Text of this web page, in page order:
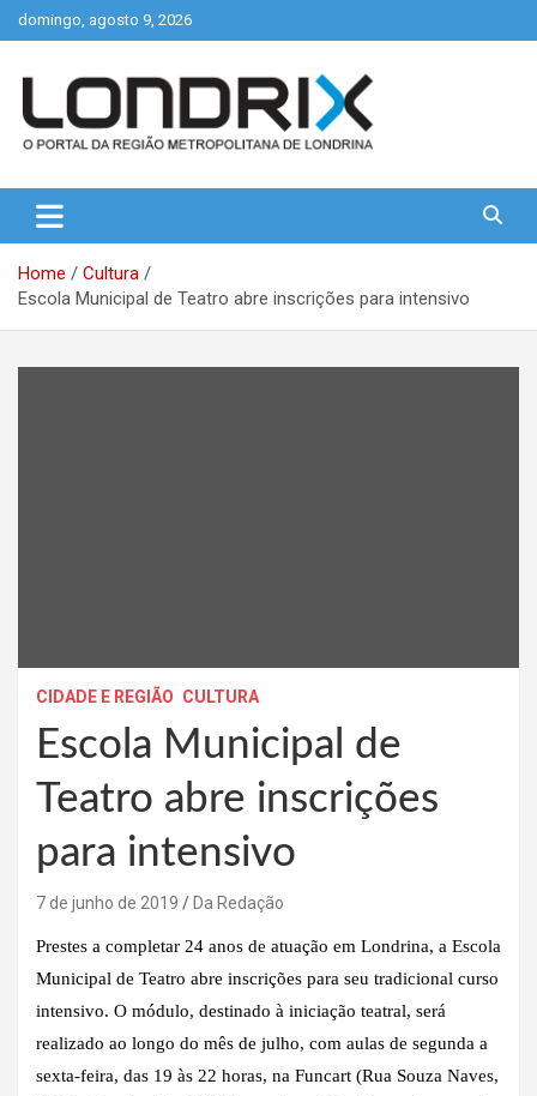
Skip
to
domingo, agosto 9, 2026
Londrix
Home
Cultura
Escola Municipal de Teatro abre inscrições para intensivo
CIDADE E REGIÃO CULTURA
Escola Municipal de
Teatro abre inscrições
para intensivo
7 de junho de 2019 Da Redação
Prestes a completar 24 anos de atuação em Londrina, a Escola
Municipal de Teatro abre inscrições para seu tradicional curso
intensivo. O módulo, destinado à iniciação teatral, será
realizado ao longo do mês de julho, com aulas de segunda a
sexta-feira, das 19 às 22 horas, na Funcart (Rua Souza Naves,